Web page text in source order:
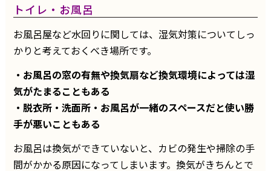
トイレ・お風呂
お風呂屋など水回りに関しては、湿気対策についてしっ
かりと考えておくべき場所です。
・お風呂の窓の有無や換気扇など換気環境によっては湿
気がたまることもある
・脱衣所・洗面所・お風呂が一緒のスペースだと使い勝
手が悪いこともある
お風呂は換気ができていないと、カビの発生や掃除の手
間がかかる原因になってしまいます。換気がきちんとで